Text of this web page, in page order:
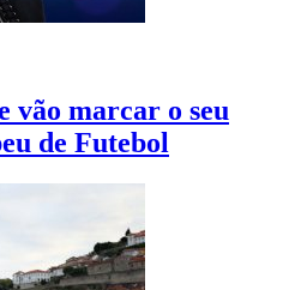
vão marcar o seu
de Futebol